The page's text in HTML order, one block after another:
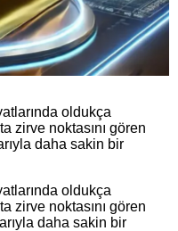
oldukça
zirve noktasını gören
daha sakin bir
oldukça
zirve noktasını gören
daha sakin bir